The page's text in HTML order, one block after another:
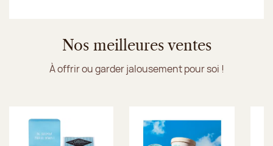
Nos meilleures ventes
À offrir ou garder jalousement pour soi !